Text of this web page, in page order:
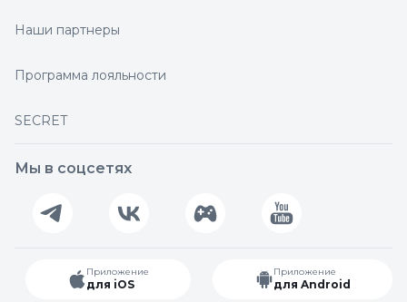
Наши партнеры
Программа лояльности
SECRET
Мы в соцсетях
Приложение
для iOS
Приложение
для Android